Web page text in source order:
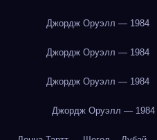
Джордж Оруэлл — 1984
Джордж Оруэлл — 1984
Джордж Оруэлл — 1984
Джордж Оруэлл — 1984